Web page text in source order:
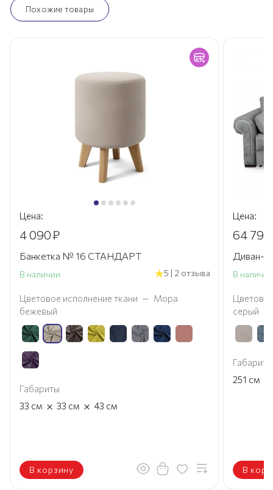
Похожие товары
Цена:
4 090₽
Банкетка № 16 СТАНДАРТ
В наличии 5 | 2 отзыва
Цветовое исполнение ткани — Мора
бежевый
Габариты
33 см × 33 см × 43 см
В корзину
Цена:
64 790
Диван-
В наличии
серый
Габариты
251 см
В